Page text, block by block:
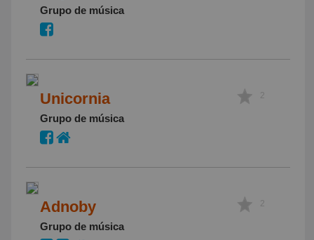
Grupo de música
Unicornia
Grupo de música
2
Adnoby
Grupo de música
2